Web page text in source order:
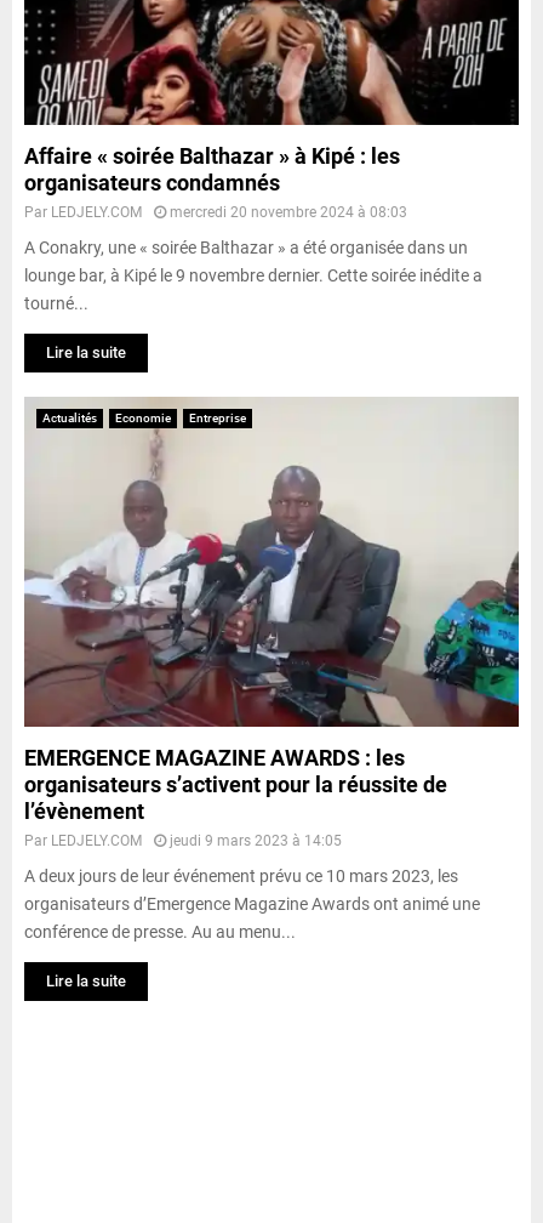
Affaire « soirée Balthazar » à Kipé : les
organisateurs condamnés
Par LEDJELY.COM mercredi 20 novembre 2024 à 08:03
A Conakry, une « soirée Balthazar » a été organisée dans un
lounge bar, à Kipé le 9 novembre dernier. Cette soirée inédite a
tourné...
Lire la suite
Actualités Economie Entreprise
EMERGENCE MAGAZINE AWARDS : les
organisateurs s’activent pour la réussite de
l’évènement
Par LEDJELY.COM jeudi 9 mars 2023 à 14:05
A deux jours de leur événement prévu ce 10 mars 2023, les
organisateurs d’Emergence Magazine Awards ont animé une
conférence de presse. Au au menu...
Lire la suite